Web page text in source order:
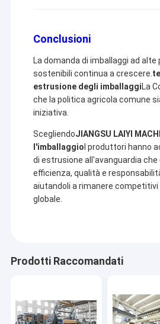
Conclusioni
La domanda di imballaggi ad
sostenibili continua a crescere.
estrusione degli imballaggiLa
che la politica agricola comune
iniziativa.
ScegliendoJIANGSU LAIYI
l'imballaggio I produttori hanno
di estrusione all'avanguardia che
efficienza, qualità e
aiutandoli a rimanere
globale.
Prodotti Raccomandati